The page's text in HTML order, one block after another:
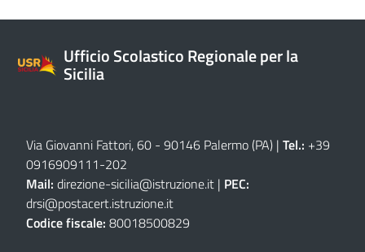
Ufficio Scolastico Regionale per la
Sicilia
Via Giovanni Fattori, 60 - 90146 Palermo (PA) | Tel.: +39
0916909111-202
Mail: direzione-sicilia@istruzione.it | PEC:
drsi@postacert.istruzione.it
Codice fiscale: 80018500829